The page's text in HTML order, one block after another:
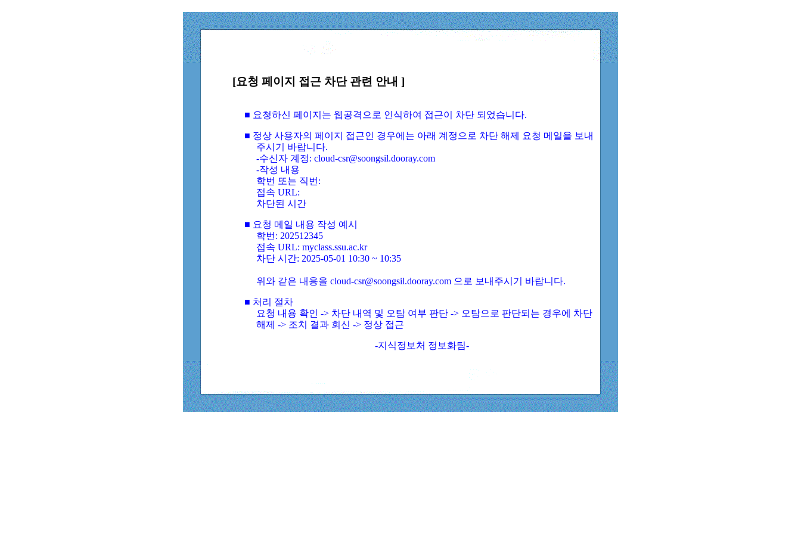
[요청 페이지 접근 차단 관련 안내 ]
■ 요청하신 페이지는 웹공격으로 인식하여 접근이 차단 되었습니다.
■ 정상 사용자의 페이지 접근인 경우에는 아래 계정으로 차단 해제 요청 메일을 보내
주시기 바랍니다.
-수신자 계정: cloud-csr@soongsil.dooray.com
-작성 내용
학번 또는 직번:
접속 URL:
차단된 시간
■ 요청 메일 내용 작성 예시
학번: 202512345
접속 URL: myclass.ssu.ac.kr
차단 시간: 2025-05-01 10:30 ~ 10:35
위와 같은 내용을 cloud-csr@soongsil.dooray.com 으로 보내주시기 바랍니다.
■ 처리 절차
요청 내용 확인 -> 차단 내역 및 오탐 여부 판단 -> 오탐으로 판단되는 경우에 차단
해제 -> 조치 결과 회신 -> 정상 접근
-지식정보처 정보화팀-